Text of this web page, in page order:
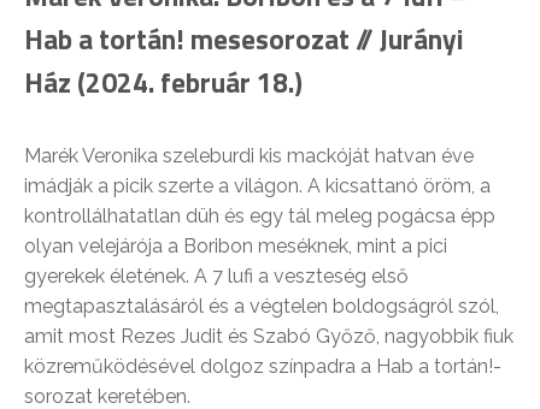
Hab a tortán! mesesorozat // Jurányi
Ház (2024. február 18.)
Marék Veronika szeleburdi kis mackóját hatvan éve
imádják a picik szerte a világon. A kicsattanó öröm, a
kontrollálhatatlan düh és egy tál meleg pogácsa épp
olyan velejárója a Boribon meséknek, mint a pici
gyerekek életének. A 7 lufi a veszteség első
megtapasztalásáról és a végtelen boldogságról szól,
amit most Rezes Judit és Szabó Győző, nagyobbik fiuk
közreműködésével dolgoz színpadra a Hab a tortán!-
sorozat keretében.